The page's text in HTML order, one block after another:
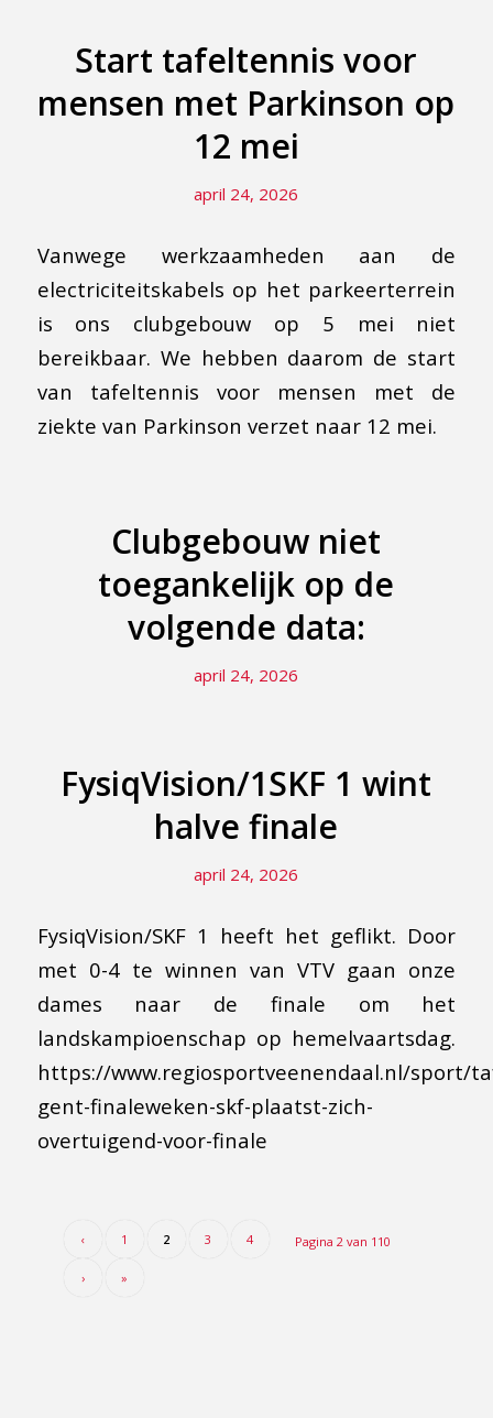
Start tafeltennis voor
mensen met Parkinson op
12 mei
april 24, 2026
Vanwege werkzaamheden aan de
electriciteitskabels op het parkeerterrein
is ons clubgebouw op 5 mei niet
bereikbaar. We hebben daarom de start
van tafeltennis voor mensen met de
ziekte van Parkinson verzet naar 12 mei.
Clubgebouw niet
toegankelijk op de
volgende data:
april 24, 2026
FysiqVision/1SKF 1 wint
halve finale
april 24, 2026
FysiqVision/SKF 1 heeft het geflikt. Door
met 0-4 te winnen van VTV gaan onze
dames naar de finale om het
landskampioenschap op hemelvaartsdag.
https://www.regiosportveenendaal.nl/sport/
gent-finaleweken-skf-plaatst-zich-
overtuigend-voor-finale
Pagina 2 van 110
‹ 1 2 3 4
› »